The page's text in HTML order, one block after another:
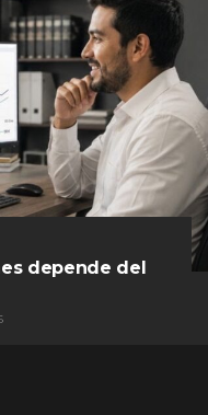
depende del